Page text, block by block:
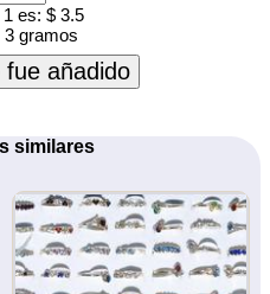
es: $ 3.5
3 gramos
añadido
similares